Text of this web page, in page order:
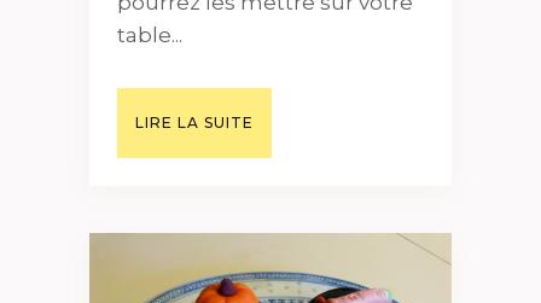
table...
LIRE LA SUITE